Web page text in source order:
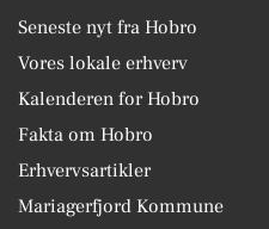
Seneste nyt fra Hobro
Vores lokale erhverv
Kalenderen for Hobro
Fakta om Hobro
Erhvervsartikler
Mariagerfjord Kommune